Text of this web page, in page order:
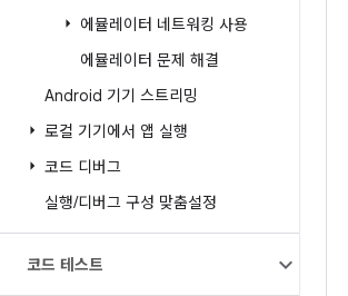
에뮬레이터 네트워킹 사용
에뮬레이터 문제 해결
Android 기기 스트리밍
로컬 기기에서 앱 실행
코드 디버그
실행/디버그 구성 맞춤설정
코드 테스트